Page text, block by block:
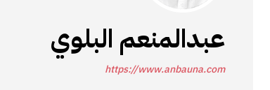
عبدالمنعم البلوي
https://www.anbauna.com